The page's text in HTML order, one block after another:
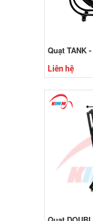
Quạt TANK
Liên hệ